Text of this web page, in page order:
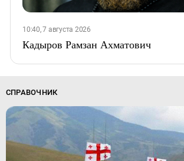
10:40, 7 августа 2026
Кадыров Рамзан Ахматович
СПРАВОЧНИК